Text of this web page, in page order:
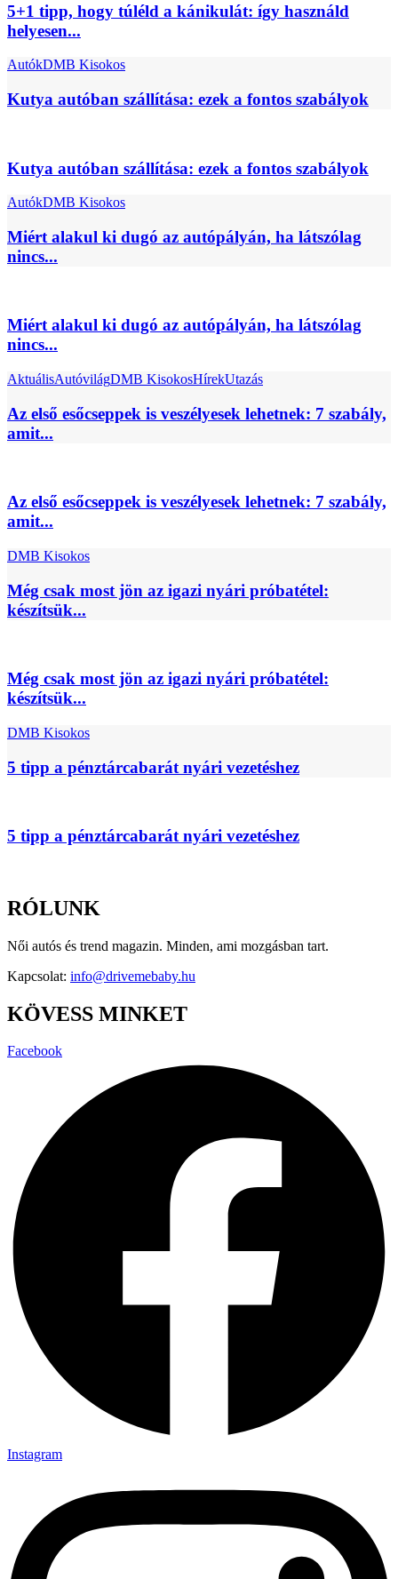
5+1 tipp, hogy túléld a kánikulát: így használd
helyesen...
AutókDMB Kisokos
Kutya autóban szállítása: ezek a fontos szabályok
Kutya autóban szállítása: ezek a fontos szabályok
AutókDMB Kisokos
Miért alakul ki dugó az autópályán, ha látszólag
nincs...
Miért alakul ki dugó az autópályán, ha látszólag
nincs...
AktuálisAutóvilágDMB KisokosHírekUtazás
Az első esőcseppek is veszélyesek lehetnek: 7 szabály,
amit...
Az első esőcseppek is veszélyesek lehetnek: 7 szabály,
amit...
DMB Kisokos
Még csak most jön az igazi nyári próbatétel:
készítsük...
Még csak most jön az igazi nyári próbatétel:
készítsük...
DMB Kisokos
5 tipp a pénztárcabarát nyári vezetéshez
5 tipp a pénztárcabarát nyári vezetéshez
RÓLUNK
Női autós és trend magazin. Minden, ami mozgásban tart.
Kapcsolat: info@drivemebaby.hu
KÖVESS MINKET
Facebook
Instagram